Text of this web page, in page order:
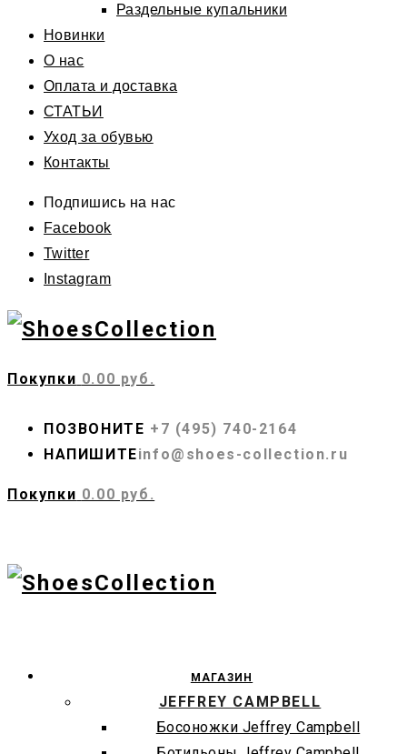
Раздельные купальники
Новинки
О нас
Оплата и доставка
СТАТЬИ
Уход за обувью
Контакты
Подпишись на нас
Facebook
Twitter
Instagram
Покупки 0.00 руб.
ПОЗВОНИТЕ +7 (495) 740-2164
НАПИШИТЕinfo@shoes-collection.ru
Покупки 0.00 руб.
МАГАЗИН
JEFFREY CAMPBELL
Босоножки Jeffrey Campbell